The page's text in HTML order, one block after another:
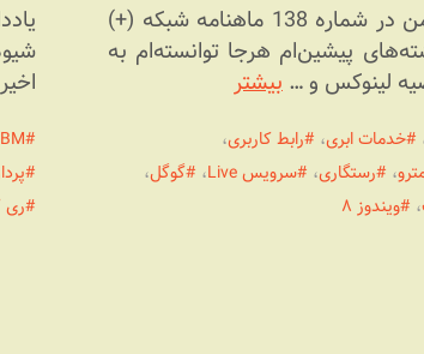
ری
یادداشت من در شماره 138 ماهنامه شبکه (+)
پیشین‌ام هرجا توانسته‌ام به
لینوکس و …بیشتر
خدمات ابری، رابط کاربری،
، رستگاری، سرویس Live ، گوگل،
، ویندوز ۸